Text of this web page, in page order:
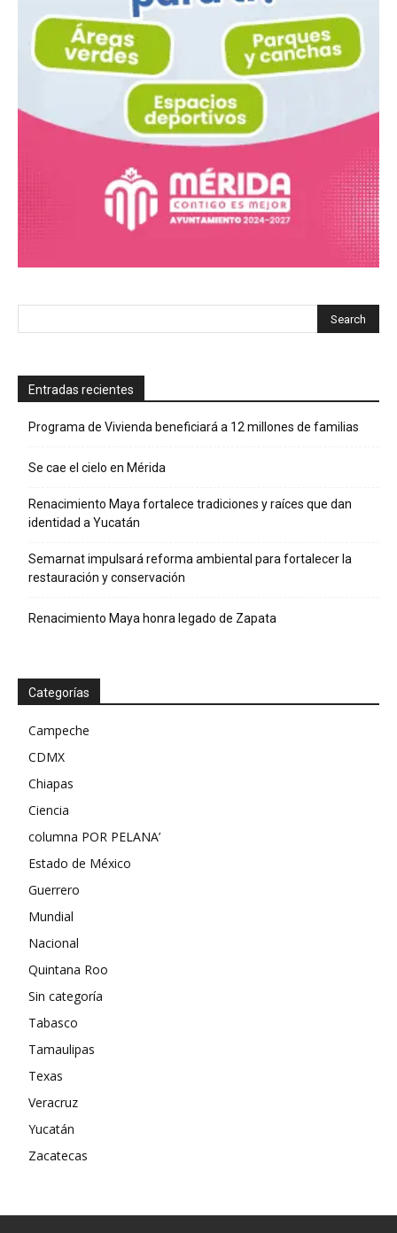
Entradas recientes
Programa de Vivienda beneficiará a 12 millones de familias
Se cae el cielo en Mérida
Renacimiento Maya fortalece tradiciones y raíces que dan
identidad a Yucatán
Semarnat impulsará reforma ambiental para fortalecer la
restauración y conservación
Renacimiento Maya honra legado de Zapata
Categorías
Campeche
CDMX
Chiapas
Ciencia
columna POR PELANA’
Estado de México
Guerrero
Mundial
Nacional
Quintana Roo
Sin categoría
Tabasco
Tamaulipas
Texas
Veracruz
Yucatán
Zacatecas